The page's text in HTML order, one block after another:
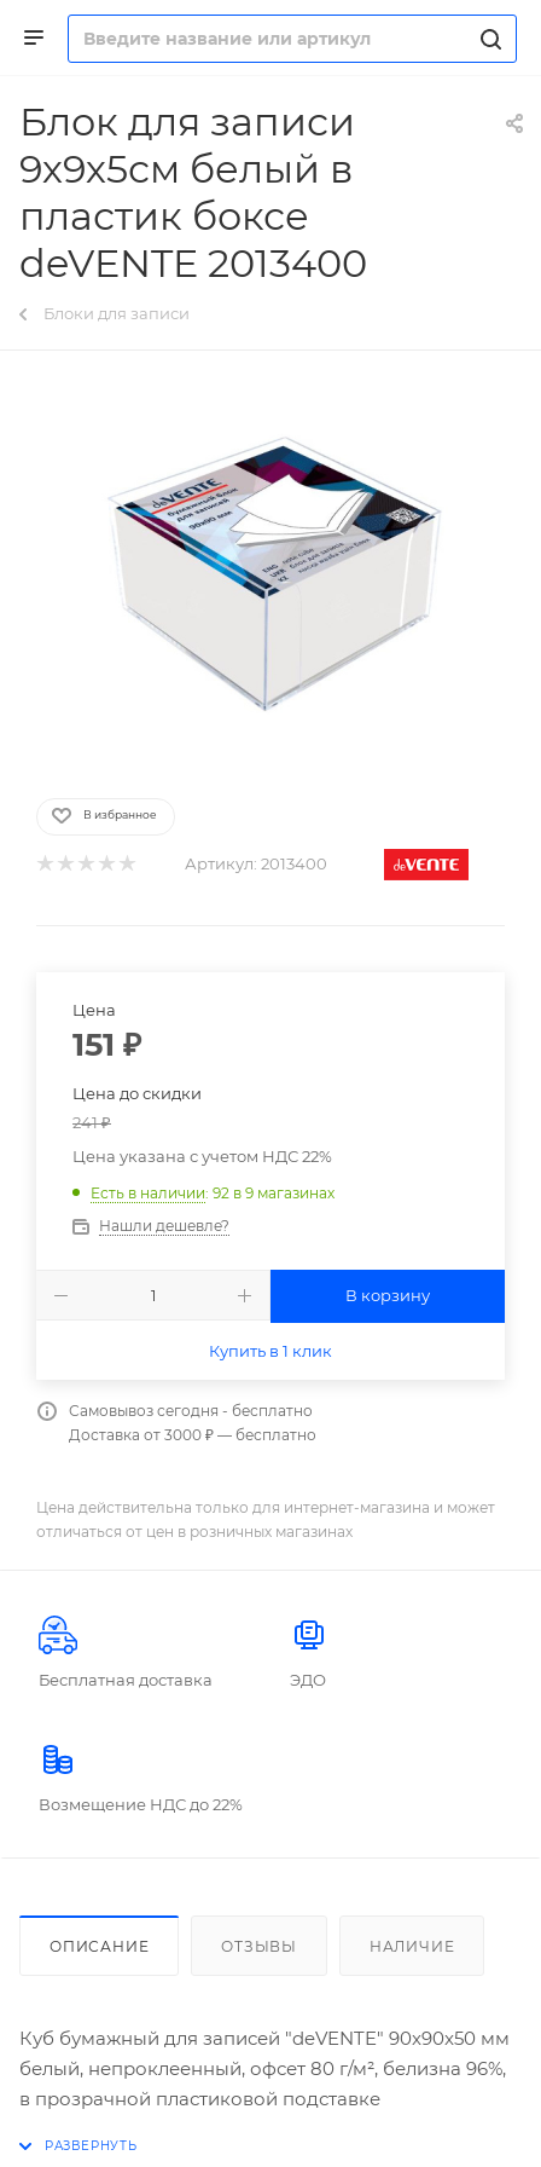
Блок для записи
9х9х5см белый в
пластик боксе
deVENTE 2013400
Блоки для записи
В избранное
Артикул: 2013400
Цена
151 ₽
Цена до скидки
241₽
Цена указана с учетом НДС 22%
Есть в наличии: 92 в 9 магазинах
Нашли дешевле?
В корзину
Купить в 1 клик
Самовывоз сегодня - бесплатно
Доставка от 3000 ₽ — бесплатно
Цена действительна только для интернет-магазина и может
отличаться от цен в розничных магазинах
Бесплатная доставка ЭДО
Возмещение НДС до 22%
ОПИСАНИЕ ОТЗЫВЫ НАЛИЧИЕ
Куб бумажный для записей "deVENTE" 90x90x50 мм
белый, непроклеенный, офсет 80 г/м², белизна 96%,
в прозрачной пластиковой подставке